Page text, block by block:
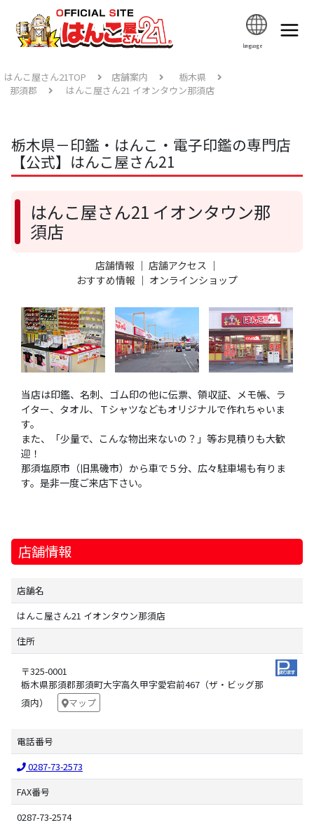
language
はんこ屋さん21TOP 店舗案内
栃木県
那須郡
はんこ屋さん21 イオンタウン那須店
栃木県－印鑑・はんこ・電子印鑑の専門店
【公式】はんこ屋さん21
はんこ屋さん21 イオンタウン那
須店
店舗情報 ｜ 店舗アクセス ｜
おすすめ情報 ｜ オンラインショップ
当店は印鑑、名刺、ゴム印の他に伝票、領収証、メモ帳、ラ
イター、タオル、Ｔシャツなどもオリジナルで作れちゃいま
す。
また、「少量で、こんな物出来ないの？」等お見積りも大歓
迎！
那須塩原市（旧黒磯市）から車で５分、広々駐車場も有りま
す。是非一度ご来店下さい。
店舗情報
店舗名
はんこ屋さん21 イオンタウン那須店
住所
〒325-0001
栃木県那須郡那須町大字高久甲字愛宕前467（ザ・ビッグ那
須内）
マップ
電話番号
0287-73-2573
FAX番号
0287-73-2574